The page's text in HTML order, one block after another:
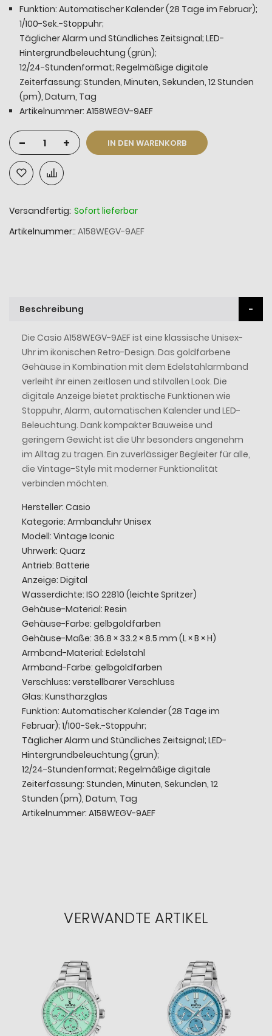
Funktion: Automatischer Kalender (28 Tage im Februar);
1/100-Sek.-Stoppuhr;
Täglicher Alarm und Stündliches Zeitsignal; LED-
Hintergrundbeleuchtung (grün);
12/24-Stundenformat; Regelmäßige digitale
Zeiterfassung: Stunden, Minuten, Sekunden, 12 Stunden
(pm), Datum, Tag
Artikelnummer: A158WEGV-9AEF
- + IN DEN WARENKORB
Versandfertig: Sofort lieferbar
Artikelnummer: A158WEGV-9AEF
Beschreibung
Die Casio A158WEGV-9AEF ist eine klassische Unisex-
Uhr im ikonischen Retro-Design. Das goldfarbene
Gehäuse in Kombination mit dem Edelstahlarmband
verleiht ihr einen zeitlosen und stilvollen Look. Die
digitale Anzeige bietet praktische Funktionen wie
Stoppuhr, Alarm, automatischen Kalender und LED-
Beleuchtung. Dank kompakter Bauweise und
geringem Gewicht ist die Uhr besonders angenehm
im Alltag zu tragen. Ein zuverlässiger Begleiter für alle,
die Vintage-Style mit moderner Funktionalität
verbinden möchten.
Hersteller: Casio
Kategorie: Armbanduhr Unisex
Modell: Vintage Iconic
Uhrwerk: Quarz
Antrieb: Batterie
Anzeige: Digital
Wasserdichte: ISO 22810 (leichte Spritzer)
Gehäuse-Material: Resin
Gehäuse-Farbe: gelbgoldfarben
Gehäuse-Maße: 36.8 × 33.2 × 8.5 mm (L × B × H)
Armband-Material: Edelstahl
Armband-Farbe: gelbgoldfarben
Verschluss: verstellbarer Verschluss
Glas: Kunstharzglas
Funktion: Automatischer Kalender (28 Tage im
Februar); 1/100-Sek.-Stoppuhr;
Täglicher Alarm und Stündliches Zeitsignal; LED-
Hintergrundbeleuchtung (grün);
12/24-Stundenformat; Regelmäßige digitale
Zeiterfassung: Stunden, Minuten, Sekunden, 12
Stunden (pm), Datum, Tag
Artikelnummer: A158WEGV-9AEF
VERWANDTE ARTIKEL